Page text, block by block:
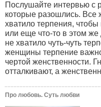
Послушайте интервью с
которые разошлись.
хватило терпения,
или еще что-то в этом
не хватило чуть-чуть
женщины терпение
чертой женственности.
отталкивают, а
Про любовь. Суть любви